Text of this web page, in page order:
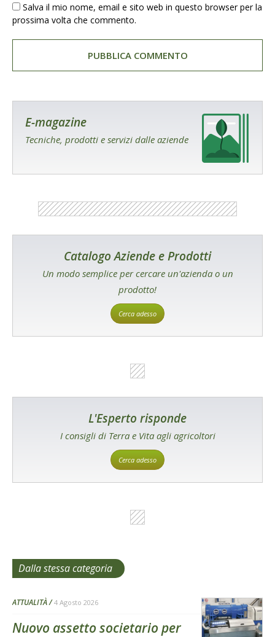
Salva il mio nome, email e sito web in questo browser per la
prossima volta che commento.
E-magazine
Tecniche, prodotti e servizi dalle aziende
Catalogo Aziende e Prodotti
Un modo semplice per cercare un'azienda o un
prodotto!
Cerca adesso
L'Esperto risponde
I consigli di Terra e Vita agli agricoltori
Cerca adesso
Dalla stessa categoria
ATTUALITÀ 4 Agosto 2026
Nuovo assetto societario per